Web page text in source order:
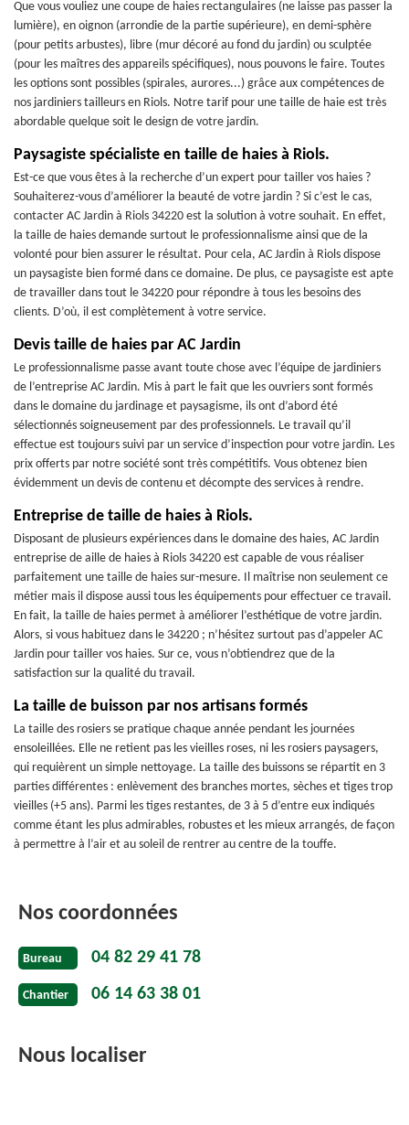
Que vous vouliez une coupe de haies rectangulaires (ne laisse pas passer la
lumière), en oignon (arrondie de la partie supérieure), en demi-sphère
(pour petits arbustes), libre (mur décoré au fond du jardin) ou sculptée
(pour les maîtres des appareils spécifiques), nous pouvons le faire. Toutes
les options sont possibles (spirales, aurores...) grâce aux compétences de
nos jardiniers tailleurs en Riols. Notre tarif pour une taille de haie est très
abordable quelque soit le design de votre jardin.
Paysagiste spécialiste en taille de haies à Riols.
Est-ce que vous êtes à la recherche d’un expert pour tailler vos haies ?
Souhaiterez-vous d’améliorer la beauté de votre jardin ? Si c’est le cas,
contacter AC Jardin à Riols 34220 est la solution à votre souhait. En effet,
la taille de haies demande surtout le professionnalisme ainsi que de la
volonté pour bien assurer le résultat. Pour cela, AC Jardin à Riols dispose
un paysagiste bien formé dans ce domaine. De plus, ce paysagiste est apte
de travailler dans tout le 34220 pour répondre à tous les besoins des
clients. D’où, il est complètement à votre service.
Devis taille de haies par AC Jardin
Le professionnalisme passe avant toute chose avec l’équipe de jardiniers
de l’entreprise AC Jardin. Mis à part le fait que les ouvriers sont formés
dans le domaine du jardinage et paysagisme, ils ont d’abord été
sélectionnés soigneusement par des professionnels. Le travail qu’il
effectue est toujours suivi par un service d’inspection pour votre jardin. Les
prix offerts par notre société sont très compétitifs. Vous obtenez bien
évidemment un devis de contenu et décompte des services à rendre.
Entreprise de taille de haies à Riols.
Disposant de plusieurs expériences dans le domaine des haies, AC Jardin
entreprise de aille de haies à Riols 34220 est capable de vous réaliser
parfaitement une taille de haies sur-mesure. Il maîtrise non seulement ce
métier mais il dispose aussi tous les équipements pour effectuer ce travail.
En fait, la taille de haies permet à améliorer l’esthétique de votre jardin.
Alors, si vous habituez dans le 34220 ; n’hésitez surtout pas d’appeler AC
Jardin pour tailler vos haies. Sur ce, vous n’obtiendrez que de la
satisfaction sur la qualité du travail.
La taille de buisson par nos artisans formés
La taille des rosiers se pratique chaque année pendant les journées
ensoleillées. Elle ne retient pas les vieilles roses, ni les rosiers paysagers,
qui requièrent un simple nettoyage. La taille des buissons se répartit en 3
parties différentes : enlèvement des branches mortes, sèches et tiges trop
vieilles (+5 ans). Parmi les tiges restantes, de 3 à 5 d’entre eux indiqués
comme étant les plus admirables, robustes et les mieux arrangés, de façon
à permettre à l’air et au soleil de rentrer au centre de la touffe.
Nos coordonnées
Bureau 04 82 29 41 78
Chantier 06 14 63 38 01
Nous localiser